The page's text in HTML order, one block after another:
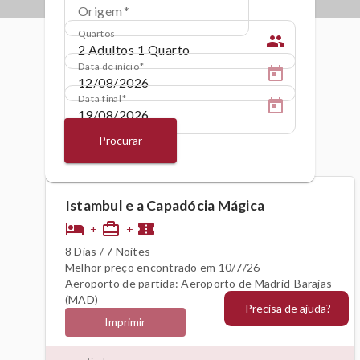
Origem
Quartos people
Data de início
Data final
Procurar
Istambul e a Capadócia Mágica
hotel + card_travel + confirmation_number
8 Dias / 7 Noites
Melhor preço encontrado em 10/7/26
Aeroporto de partida: Aeroporto de Madrid-Barajas
(MAD)
Imprimir
Precisa de ajuda?